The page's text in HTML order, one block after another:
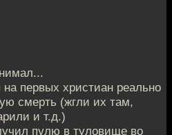
первых христиан реально
смерть (жгли их там,
и т.д.)
пулю в туловище во